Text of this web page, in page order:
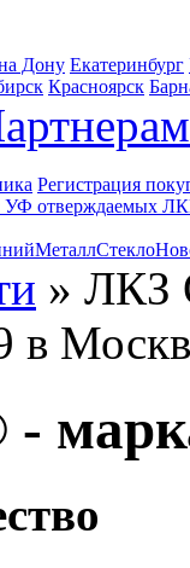
Дону Екатеринбург
Красноярск
Регистрация
УФ отверждаемых
МеталлСтекло
» ЛКЗ
в